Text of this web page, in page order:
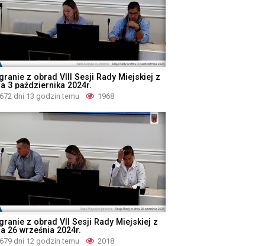
z obrad VIII Sesji Rady Miejskiej z
3 października 2024r.
672 dni 13 godzin temu 1968
z obrad VII Sesji Rady Miejskiej z
26 września 2024r.
679 dni 12 godzin temu 2018